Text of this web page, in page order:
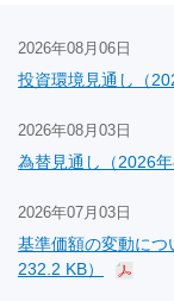
2026年08月06日
投資環境見通し（
2026年08月03日
為替見通し（2026年
2026年07月03日
基準価額の変動につ
232.2 KB）